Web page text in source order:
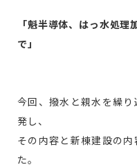
「魁半導体、はっ水処
で」
今回、撥水と親水を繰
発し、
その内容と新棟建設の
た。